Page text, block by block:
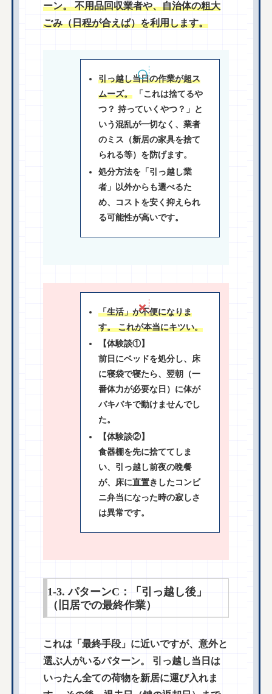
ーン。 不用品回収業者や、自治体の粗大
ごみ（日程が合えば）を利用します。
引っ越し当日の作業が超ス
ムーズ。 「これは捨てるや
つ？ 持っていくやつ？」と
いう混乱が一切なく、業者
のミス（新居の家具を捨て
られる等）を防げます。
処分方法を「引っ越し業
者」以外からも選べるた
め、コストを安く抑えられ
る可能性が高いです。
「生活」が不便になりま
す。 これが本当にキツい。
【体験談①】
前日にベッドを処分し、床
に寝袋で寝たら、翌朝（一
番体力が必要な日）に体が
バキバキで動けませんでし
た。
【体験談②】
食器棚を先に捨ててしま
い、引っ越し前夜の晩餐
が、床に直置きしたコンビ
ニ弁当になった時の寂しさ
は異常です。
1-3. パターンC：「引っ越し後」
（旧居での最終作業）
これは「最終手段」に近いですが、意外と
選ぶ人がいるパターン。 引っ越し当日は
いったん全ての荷物を新居に運び入れま